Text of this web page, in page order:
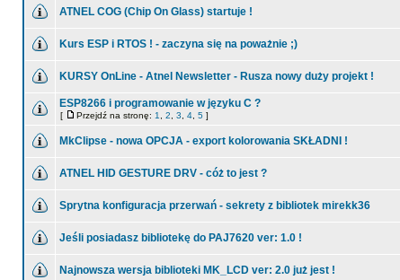
ATNEL COG (Chip On Glass) startuje !
Kurs ESP i RTOS ! - zaczyna się na poważnie ;)
KURSY OnLine - Atnel Newsletter - Rusza nowy duży projekt !
ESP8266 i programowanie w języku C ?
[ Przejdź na stronę: 1 2 3 4 5 ]
MkClipse - nowa OPCJA - export kolorowania SKŁADNI !
ATNEL HID GESTURE DRV - cóż to jest ?
Sprytna konfiguracja przerwań - sekrety z bibliotek mirekk36
Jeśli posiadasz bibliotekę do PAJ7620 ver: 1.0 !
Najnowsza wersja biblioteki MK_LCD ver: 2.0 już jest !